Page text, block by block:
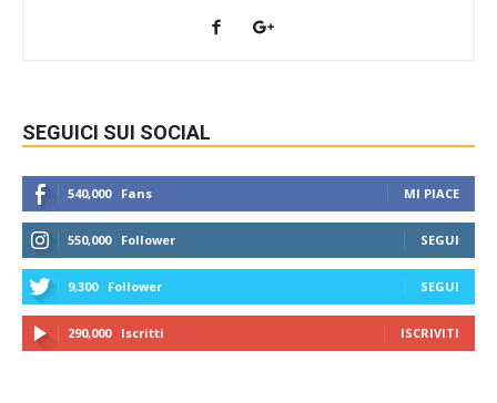
SEGUICI SUI SOCIAL
540,000 Fans MI PIACE
550,000 Follower SEGUI
9,300 Follower SEGUI
290,000 Iscritti ISCRIVITI